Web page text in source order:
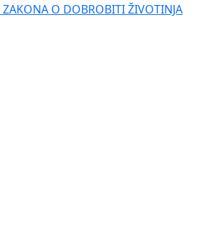
O DOBROBITI ŽIVOTINJA